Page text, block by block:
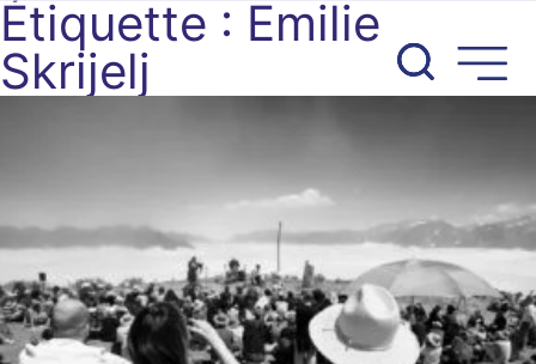
Aller
au
contenu
Étiquette : Emilie
Skrijelj